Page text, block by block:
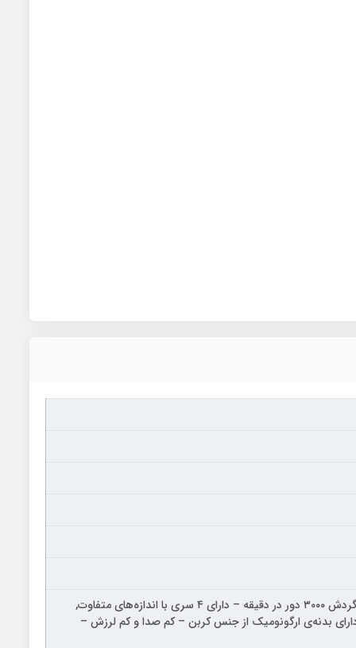
تیغه‌ی اصلاح با زاویه ۶۴ درجه برای سهولت بیشتر – دارای موتور با گردش ۳۰۰۰ دور در دقیقه – دارای ۴ سری با اندازه‌های متفاوت,
– تنظیم تیغه‌ها به صورت دستی در ۴ درجه – دارای بدنه‌ی ارگونومیک از جنس کربن – کم صدا و کم لرزش –